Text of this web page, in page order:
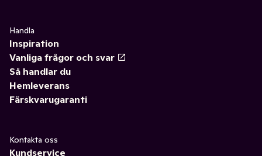
Handla
Inspiration
Vanliga frågor och svar
Så handlar du
Hemleverans
Färskvarugaranti
Kontakta oss
Kundservice